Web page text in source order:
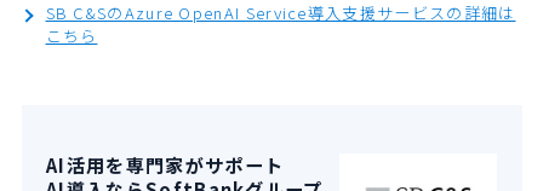
SB C&SのAzure OpenAI Service導入支援サービスの詳細は
こちら
AI活用を専門家がサポート